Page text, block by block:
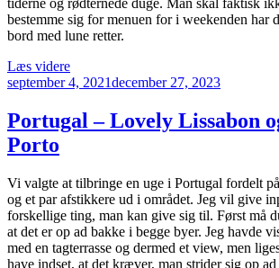
tiderne og rødternede duge. Man skal faktisk
bestemme sig for menuen for i weekenden har
bord med lune retter.
Læs videre“Det
klassiske
kolde
bord
kro”
Udgivet
september 4, 2021december 27, 2023
Portugal – Lovely Lissabon
Porto
Vi valgte at tilbringe en uge i Portugal fordelt
og et par afstikkere ud i området. Jeg vil give
forskellige ting, man kan give sig til. Først må
at det er op ad bakke i begge byer. Jeg havde
med en tagterrasse og dermed et view, men
have indset, at det kræver, man strider sig op